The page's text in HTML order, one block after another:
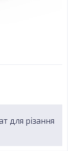
для різання